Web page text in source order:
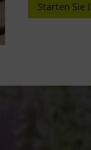
Starten Sie